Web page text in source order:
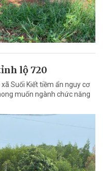
lộ 720
Suối Kiết tiềm ẩn nguy cơ
muốn ngành chức năng